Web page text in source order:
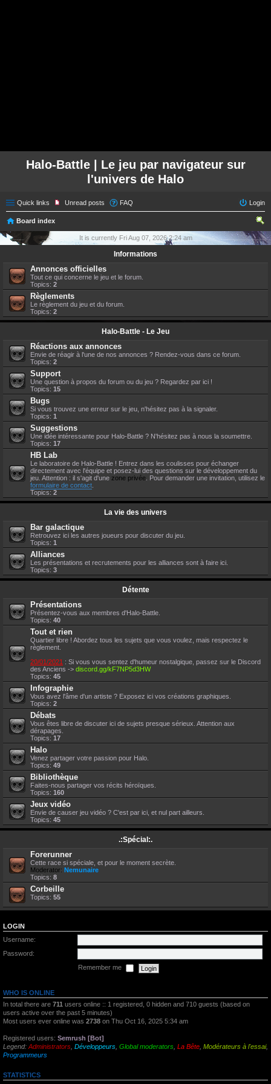
Halo-Battle | Le jeu par navigateur sur
l'univers de Halo
Quick links Unread posts FAQ Login
Board index
ear
It is currently Fri Aug 07, 2026 2:24 am
Informations
Annonces officielles
Tout ce qui concerne le jeu et le forum.
Topics: 2
Règlements
Le règlement du jeu et du forum.
Topics: 2
Halo-Battle - Le Jeu
Réactions aux annonces
Envie de réagir à l'une de nos annonces ? Rendez-vous dans ce forum.
Topics: 2
Support
Une question à propos du forum ou du jeu ? Regardez par ici !
Topics: 15
Bugs
Si vous trouvez une erreur sur le jeu, n'hésitez pas à la signaler.
Topics: 1
Suggestions
Une idée intéressante pour Halo-Battle ? N'hésitez pas à nous la soumettre.
Topics: 17
HB Lab
Le laboratoire de Halo-Battle ! Entrez dans les coulisses pour échanger
directement avec l'équipe et posez-lui des questions sur le développement du
jeu. Attention : il s'agit d'une zone privée . Pour demander une invitation, utilisez le
formulaire de contact
Topics: 2
La vie des univers
Bar galactique
Retrouvez ici les autres joueurs pour discuter du jeu.
Topics: 1
Alliances
Les présentations et recrutements pour les alliances sont à faire ici.
Topics: 3
Détente
Présentations
Présentez-vous aux membres d'Halo-Battle.
Topics: 40
Tout et rien
Quartier libre ! Abordez tous les sujets que vous voulez, mais respectez le
règlement.
20/01/2021 : Si vous vous sentez d'humeur nostalgique, passez sur le Discord
des Anciens -> discord.gg/kF7NP5d3HW
Topics: 45
Infographie
Vous avez l'âme d'un artiste ? Exposez ici vos créations graphiques.
Topics: 2
Débats
Vous êtes libre de discuter ici de sujets presque sérieux. Attention aux
dérapages.
Topics: 17
Halo
Venez partager votre passion pour Halo.
Topics: 49
Bibliothèque
Faites-nous partager vos récits héroïques.
Topics: 160
Jeux vidéo
Envie de causer jeu vidéo ? C'est par ici, et nul part ailleurs.
Topics: 45
.:Spécial:.
Forerunner
Cette race si spéciale, et pour le moment secrète.
Moderator: Nemunaire
Topics: 8
Corbeille
Topics: 55
LOGIN
Username:
Password:
Remember me
WHO IS ONLINE
In total there are 711 users online :: 1 registered, 0 hidden and 710 guests (based on
users active over the past 5 minutes)
Most users ever online was 2738 on Thu Oct 16, 2025 5:34 am
Registered users: Semrush [Bot]
Legend: Administrators Développeurs Global moderators La Bête Modérateurs à l'essai,
Programmeurs
STATISTICS